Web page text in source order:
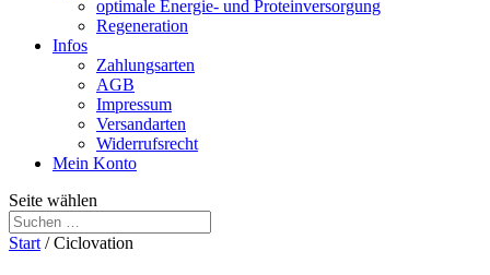
optimale Energie- und Proteinversorgung
Regeneration
Infos
Zahlungsarten
AGB
Impressum
Versandarten
Widerrufsrecht
Mein Konto
Seite wählen
Start / Ciclovation